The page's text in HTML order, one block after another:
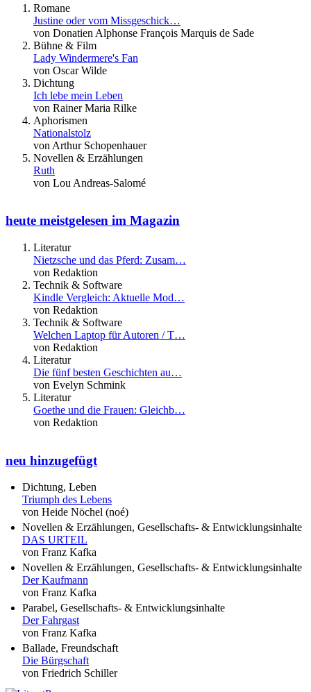
Romane
Justine oder vom Missgeschick…
von Donatien Alphonse François Marquis de Sade
Bühne & Film
Lady Windermere's Fan
von Oscar Wilde
Dichtung
Ich lebe mein Leben
von Rainer Maria Rilke
Aphorismen
Nationalstolz
von Arthur Schopenhauer
Novellen & Erzählungen
Ruth
von Lou Andreas-Salomé
heute meistgelesen im Magazin
Literatur
Nietzsche und das Pferd: Zusam…
von Redaktion
Technik & Software
Kindle Vergleich: Aktuelle Mod…
von Redaktion
Technik & Software
Welchen Laptop für Autoren / T…
von Redaktion
Literatur
Die fünf besten Geschichten au…
von Evelyn Schmink
Literatur
Goethe und die Frauen: Gleichb…
von Redaktion
neu hinzugefügt
Dichtung, Leben
Triumph des Lebens
von Heide Nöchel (noé)
Novellen & Erzählungen, Gesellschafts- & Entwicklungsinhalte
DAS URTEIL
von Franz Kafka
Novellen & Erzählungen, Gesellschafts- & Entwicklungsinhalte
Der Kaufmann
von Franz Kafka
Parabel, Gesellschafts- & Entwicklungsinhalte
Der Fahrgast
von Franz Kafka
Ballade, Freundschaft
Die Bürgschaft
von Friedrich Schiller